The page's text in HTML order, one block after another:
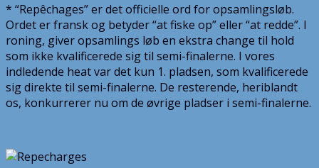
* “Repêchages” er det officielle ord for opsamlingsløb.
Ordet er fransk og betyder “at fiske op” eller “at redde”. I
roning, giver opsamlings løb en ekstra change til hold
som ikke kvalificerede sig til semi-finalerne. I vores
indledende heat var det kun 1. pladsen, som kvalificerede
sig direkte til semi-finalerne. De resterende, heriblandt
os, konkurrerer nu om de øvrige pladser i semi-finalerne.